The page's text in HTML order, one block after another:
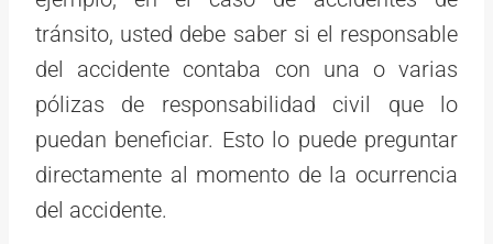
tránsito, usted debe saber si el responsable
del accidente contaba con una o varias
pólizas de responsabilidad civil que lo
puedan beneficiar. Esto lo puede preguntar
directamente al momento de la ocurrencia
del accidente.